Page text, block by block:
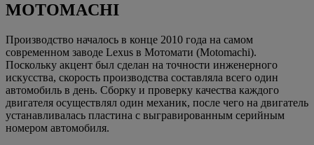
MOTOMACHI
Производство началось в конце 2010 года на самом
современном заводе Lexus в Мотомати (Motomachi).
Поскольку акцент был сделан на точности инженерного
искусства, скорость производства составляла всего один
автомобиль в день. Сборку и проверку качества каждого
двигателя осуществлял один механик, после чего на двигатель
устанавливалась пластина с выгравированным серийным
номером автомобиля.